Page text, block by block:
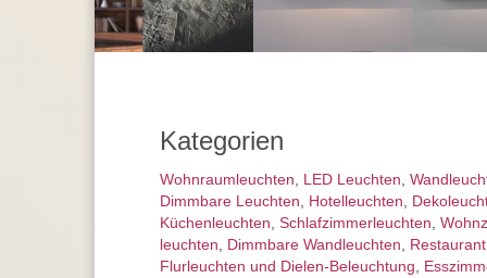
Kategorien
Wohnraum­leuchten, LED Leuchten,
Dimmbare Leuchten, Hotelleuchten,
Küchenleuchten, Schlafzimmer­leuchten,
leuchten, Dimmbare Wandleuchten,
Flurleuchten und Dielen-Beleuchtung,